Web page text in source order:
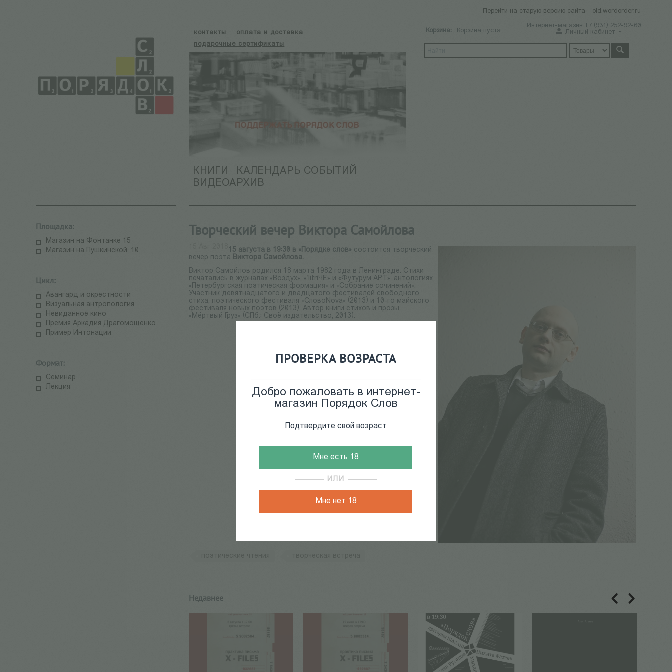
ПРОВЕРКА ВОЗРАСТА
Добро пожаловать в интернет-
магазин Порядок Слов
Подтвердите свой возраст
Мне есть 18
ИЛИ
Мне нет 18
Перейти на старую версию сайта - old.wordorder.ru
Интернет-магазин +7 (931) 252-92-60
контакты
оплата и доставка
подарочные сертификаты
КНИГИ
КАЛЕНДАРЬ СОБЫТИЙ
ВИДЕОАРХИВ
Корзина: Корзина пуста Личный кабинет
Площадка:
Магазин на Фонтанке 15
Магазин на Пушкинской, 10
Цикл:
Авангард и окрестности
Визуальная антропология
Невиданное кино
Премия Аркадия Драгомощенко
Пример Интонации
Формат:
Семинар
Лекция
Творческий вечер Виктора Самойлова
15 августа в 19:30 в «Порядке слов» состоится творческий
вечер поэта Виктора Самойлова.
Виктор Самойлов родился 18 марта 1982 года в Ленинграде. Стихи
печатались в журналах «Воздух», «‘litriЧЕ» и «Футурум АРТ», антологиях
«Петербургская поэтическая формация» и «Собрание сочинений».
Участник девятнадцатого и двадцатого фестивалей свободного
стиха, поэтического фестиваля «СловоNova» (2013) и 10-го майского
фестиваля новых поэтов (2013). Автор книги стихов и прозы
«Мёртвый Груз» (СПб.: Своё издательство, 2013).
Недавнее